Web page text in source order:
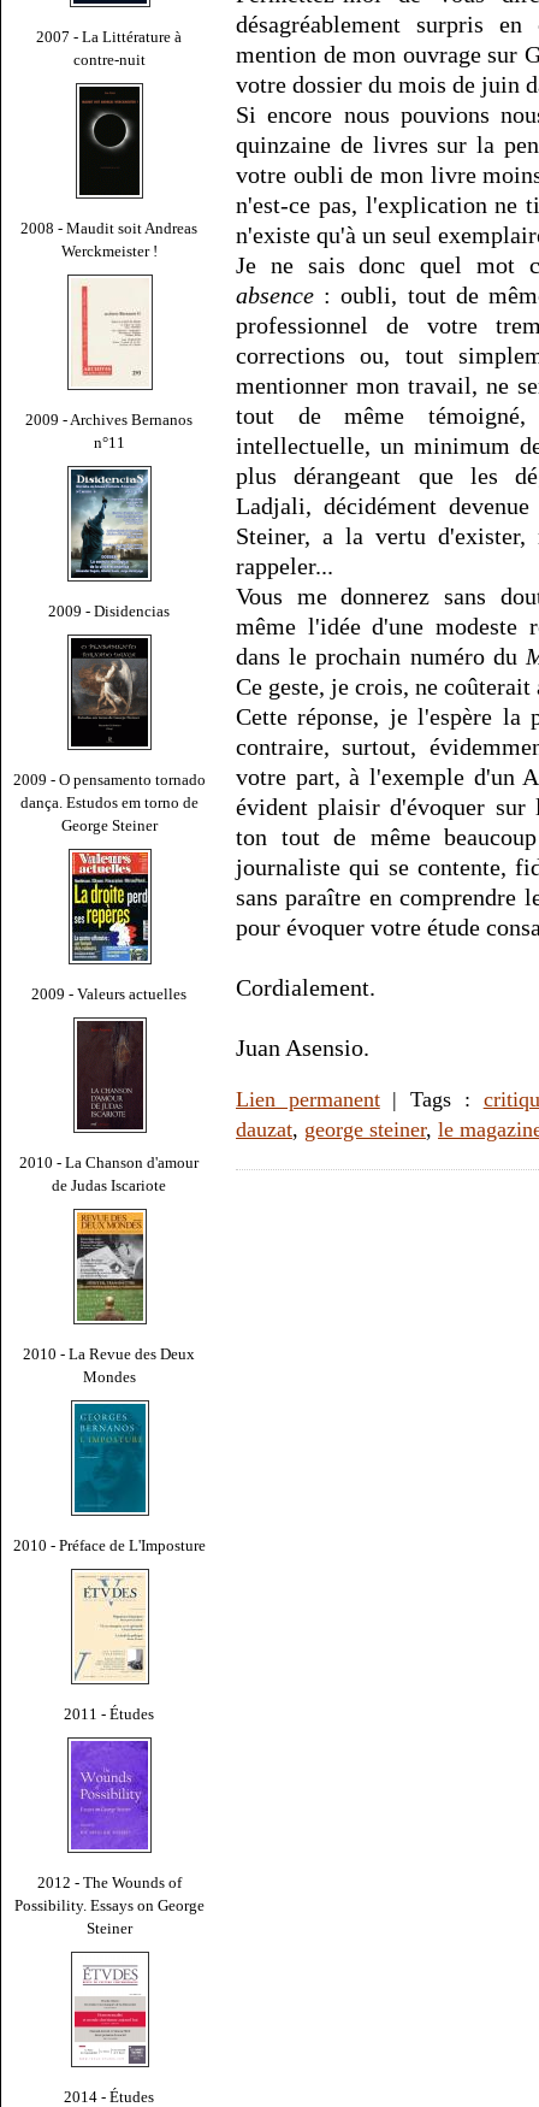
2007 - La Littérature à
contre-nuit
2008 - Maudit soit Andreas
Werckmeister !
2009 - Archives Bernanos
n°11
2009 - Disidencias
2009 - O pensamento tornado
dança. Estudos em torno de
George Steiner
2009 - Valeurs actuelles
2010 - La Chanson d'amour
de Judas Iscariote
2010 - La Revue des Deux
Mondes
2010 - Préface de L'Imposture
2011 - Études
2012 - The Wounds of
Possibility. Essays on George
Steiner
2014 - Études
désagréablement surpris
mention de mon ouvrage sur
votre dossier du mois de juin
Si encore nous pouvions
quinzaine de livres sur la
votre oubli de mon livre
n'est-ce pas, l'explication ne
n'existe qu'à un seul
Je ne sais donc quel mot
absence : oubli, tout de
professionnel de votre
corrections ou, tout
mentionner mon travail, ne
tout de même
intellectuelle, un minimum
plus dérangeant que les
Ladjali, décidément
Steiner, a la vertu d'exister,
rappeler...
Vous me donnerez sans
même l'idée d'une modeste
dans le prochain numéro du
Ce geste, je crois, ne
Cette réponse, je l'espère la
contraire, surtout,
votre part, à l'exemple d'un
évident plaisir d'évoquer sur
ton tout de même
journaliste qui se contente,
sans paraître en comprendre
pour évoquer votre étude
Cordialement.
Juan Asensio.
Lien permanent| Tags :
dauzat, george steiner, le